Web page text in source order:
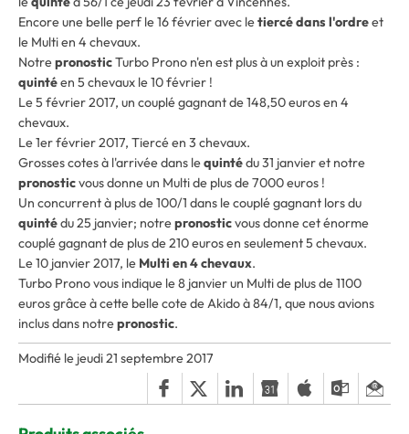
Encore une belle perf le 16 février avec letiercé dans l'ordreet
le Multi en 4 chevaux.
NotrepronosticTurbo Prono n'en est plus à un exploit près :
quintéen 5 chevaux le 10 février !
Le 5 février 2017, un couplé gagnant de 148,50 euros en 4
chevaux.
Le 1er février 2017, Tiercé en 3 chevaux.
Grosses cotes à l'arrivée dans lequintédu 31 janvier et notre
pronosticvous donne un Multi de plus de 7000 euros !
Un concurrent à plus de 100/1 dans le couplé gagnant lors du
quintédu 25 janvier; notrepronosticvous donne cet énorme
couplé gagnant de plus de 210 euros en seulement 5 chevaux.
Le 10 janvier 2017, le Multi en 4 chevaux.
Turbo Prono vous indique le 8 janvier un Multi de plus de 1100
euros grâce à cette belle cote de Akido à 84/1, que nous avions
inclus dans notrepronostic.
Modifié le jeudi 21 septembre 2017